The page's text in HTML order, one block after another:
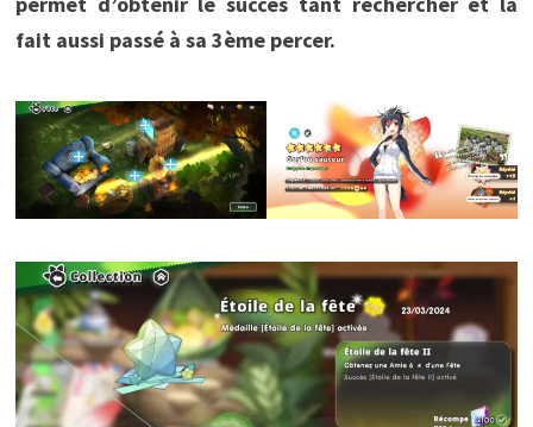
fait aussi passé à sa 3ème percer.